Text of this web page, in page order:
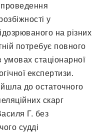
у
на різних
потребує повного
стаціонарної
експертизи.
до остаточного
скарг
Г. без
судді